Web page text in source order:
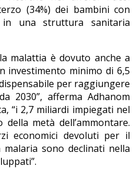
(34%) dei bambini con
una struttura sanitaria
malattia è dovuto anche a
investimento minimo di 6,5
per raggiungere
2030”, afferma Adhanom
“i 2,7 miliardi impiegati nel
metà dell’ammontare.
economici devoluti per il
sono declinati nella